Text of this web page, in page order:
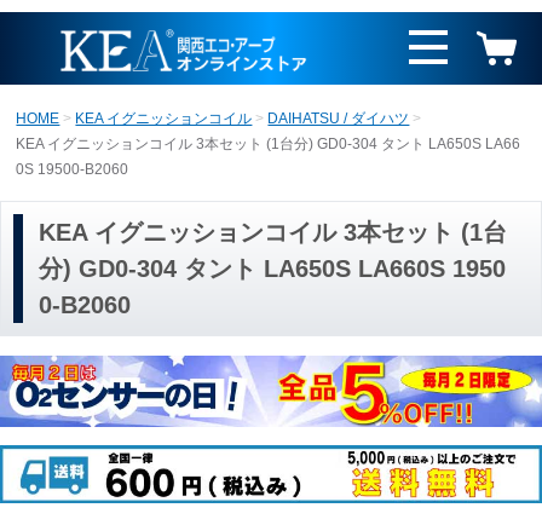
HOME KEA イグニッションコイル
DAIHATSU / ダイハツ
KEA イグニッションコイル 3本セット (1台分) GD0-304 タント LA650S LA66
0S 19500-B2060
KEA イグニッションコイル 3本セット (1台
分) GD0-304 タント LA650S LA660S 1950
0-B2060